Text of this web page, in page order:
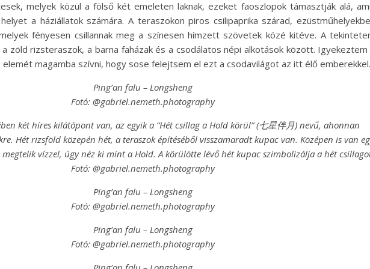
melyek közül a fölső két emeleten laknak, ezeket faoszlopok támasztják alá,
a háziállatok számára. A teraszokon piros csilipaprika szárad,
fényesen csillannak meg a színesen hímzett szövetek közé kitéve. A
zöld rizsteraszok, a barna faházak és a csodálatos népi alkotások között. Igyekeztem
magamba szívni, hogy sose felejtsem el ezt a csodavilágot az itt élő emberekkel.
Ping’an falu – Longsheng
Fotó: @gabriel.nemeth.photography
két híres kilátópont van, az egyik a “Hét csillag a Hold körül” (七星伴月) nevű, ahonnan
Hét rizsföld közepén hét, a teraszok építéséből visszamaradt kupac van. Középen is van
vízzel, úgy néz ki mint a Hold. A körülötte lévő hét kupac szimbolizálja a hét
Fotó: @gabriel.nemeth.photography
Ping’an falu – Longsheng
Fotó: @gabriel.nemeth.photography
Ping’an falu – Longsheng
Fotó: @gabriel.nemeth.photography